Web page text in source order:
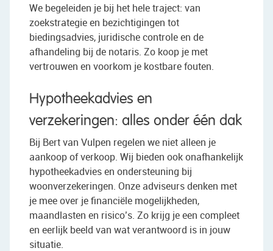
We begeleiden je bij het hele traject: van
zoekstrategie en bezichtigingen tot
biedingsadvies, juridische controle en de
afhandeling bij de notaris. Zo koop je met
vertrouwen en voorkom je kostbare fouten.
Hypotheekadvies en
verzekeringen: alles onder één dak
Bij Bert van Vulpen regelen we niet alleen je
aankoop of verkoop. Wij bieden ook onafhankelijk
hypotheekadvies en ondersteuning bij
woonverzekeringen. Onze adviseurs denken met
je mee over je financiële mogelijkheden,
maandlasten en risico’s. Zo krijg je een compleet
en eerlijk beeld van wat verantwoord is in jouw
situatie.